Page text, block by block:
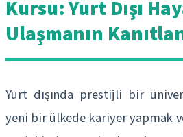
Kursu: Yurt Dışı
Ulaşmanın
Yurt dışında prestijli bir
yeni bir ülkede kariyer yapmak